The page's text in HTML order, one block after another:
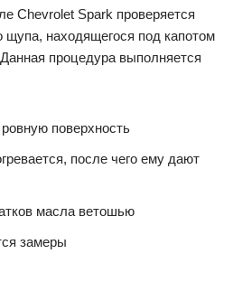
Chevrolet Spark проверяется
щупа, находящегося под капотом
процедура выполняется
поверхность
после чего ему дают
масла ветошью
замеры